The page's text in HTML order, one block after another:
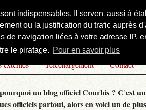
indispensables. Il servent aussi à
ou la justification du trafic auprès
navigation liées à votre adresse IP,
le piratage. Pour en savoir plus
externes Téléchargement Contact
un blog officiel Courbis ? C’est
officiels partout, alors en voici un de